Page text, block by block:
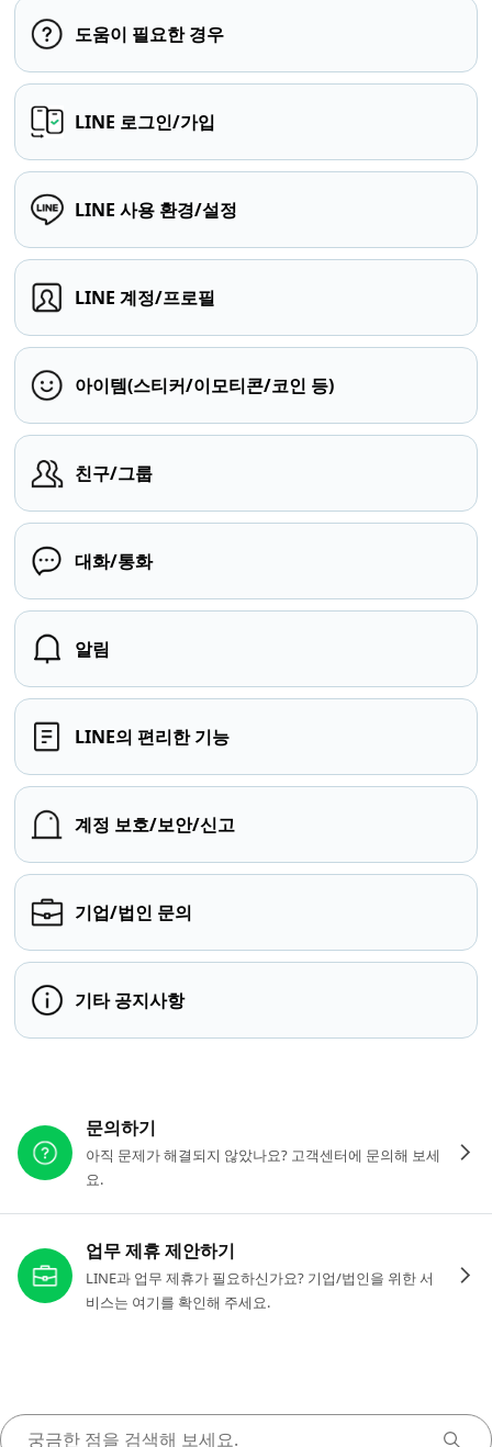
도움이 필요한 경우
LINE 로그인/가입
LINE 사용 환경/설정
LINE 계정/프로필
아이템(스티커/이모티콘/코인 등)
친구/그룹
대화/통화
알림
LINE의 편리한 기능
계정 보호/보안/신고
기업/법인 문의
기타 공지사항
문의하기
아직 문제가 해결되지 않았나요? 고객센터에 문의해 보세
요.
업무 제휴 제안하기
LINE과 업무 제휴가 필요하신가요? 기업/법인을 위한 서
비스는 여기를 확인해 주세요.